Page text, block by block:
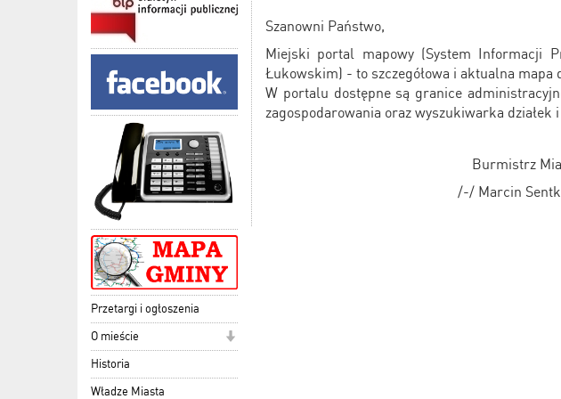
Przetargi i ogłoszenia
O mieście
Historia
Władze Miasta
Szanowni Państwo,
Miejski portal mapowy (System Informacji
Łukowskim) - to szczegółowa i aktualna mapa
W portalu dostępne są granice
zagospodarowania oraz wyszukiwarka działek
Burmistrz
/-/ Marcin